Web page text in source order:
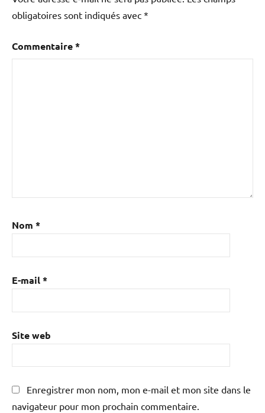
obligatoires sont indiqués avec *
Commentaire*
Nom *
E-mail*
Site web
Enregistrer mon nom, mon e-mail et mon site dans le
navigateur pour mon prochain commentaire.